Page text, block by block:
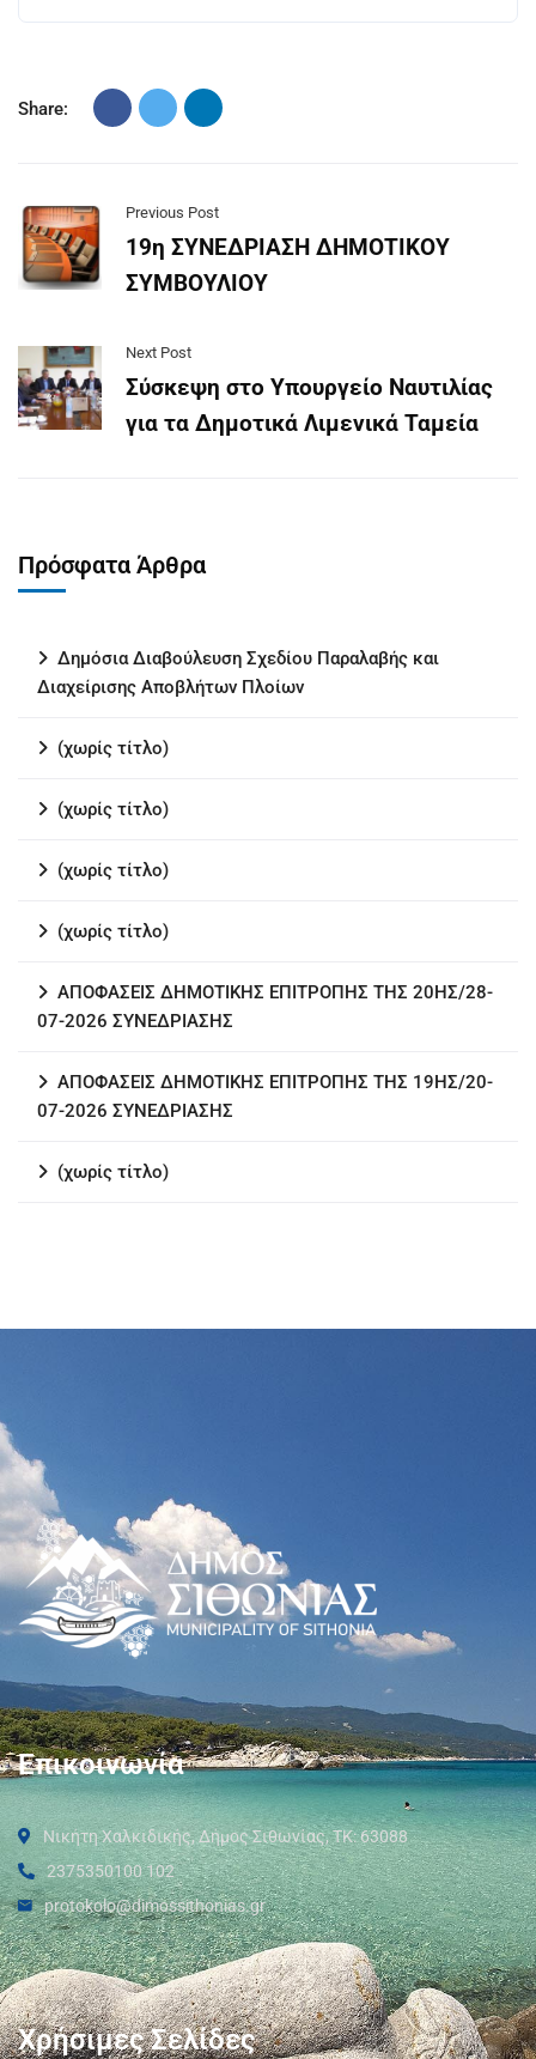
Share:
Previous Post
19η ΣΥΝΕΔΡΙΑΣΗ ΔΗΜΟΤΙΚΟΥ
ΣΥΜΒΟΥΛΙΟΥ
Next Post
Σύσκεψη στο Υπουργείο Ναυτιλίας
για τα Δημοτικά Λιμενικά Ταμεία
Πρόσφατα Άρθρα
Δημόσια Διαβούλευση Σχεδίου Παραλαβής και
Διαχείρισης Αποβλήτων Πλοίων
(χωρίς τίτλο)
(χωρίς τίτλο)
(χωρίς τίτλο)
(χωρίς τίτλο)
ΑΠΟΦΑΣΕΙΣ ΔΗΜΟΤΙΚΗΣ ΕΠΙΤΡΟΠΗΣ ΤΗΣ 20ΗΣ/28-
07-2026 ΣΥΝΕΔΡΙΑΣΗΣ
ΑΠΟΦΑΣΕΙΣ ΔΗΜΟΤΙΚΗΣ ΕΠΙΤΡΟΠΗΣ ΤΗΣ 19ΗΣ/20-
07-2026 ΣΥΝΕΔΡΙΑΣΗΣ
(χωρίς τίτλο)
Επικοινωνία
Νικήτη Χαλκιδικής, Δήμος Σιθωνίας, ΤΚ: 63088
2375350100 102
protokolo@dimossithonias.gr
Χρήσιμες Σελίδες